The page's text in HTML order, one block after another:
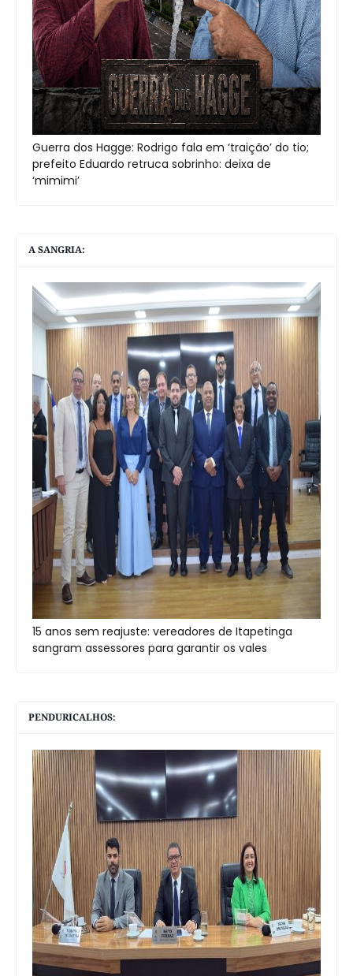
Guerra dos Hagge: Rodrigo fala em ‘traição’ do tio;
prefeito Eduardo retruca sobrinho: deixa de
‘mimimi’
A SANGRIA:
15 anos sem reajuste: vereadores de Itapetinga
sangram assessores para garantir os vales
PENDURICALHOS: